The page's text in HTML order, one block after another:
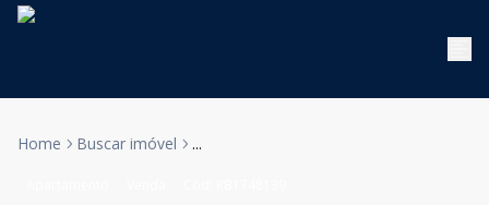
Home Buscar imóvel ...